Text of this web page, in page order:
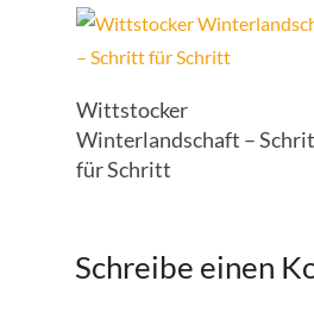
Wittstocker
Winterlandschaft –
für Schritt
Schreibe einen